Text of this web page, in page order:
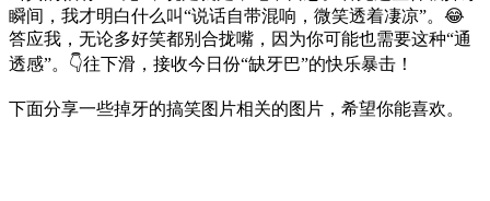
瞬间，我才明白什么叫“说话自带混响，微笑透着凄凉”。😂
答应我，无论多好笑都别合拢嘴，因为你可能也需要这种“通
透感”。👇往下滑，接收今日份“缺牙巴”的快乐暴击！
下面分享一些掉牙的搞笑图片相关的图片，希望你能喜欢。